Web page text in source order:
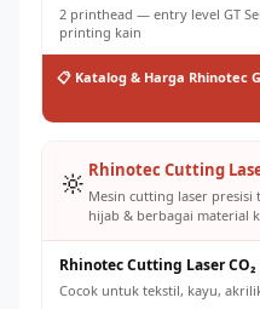
2 printhead — entry level GT
printing kain
📋 Katalog & Harga Rhinotec
🔆 Rhinotec Cutting
Mesin cutting laser
hijab & berbagai material
Rhinotec Cutting Laser CO₂
Cocok untuk tekstil, kayu,